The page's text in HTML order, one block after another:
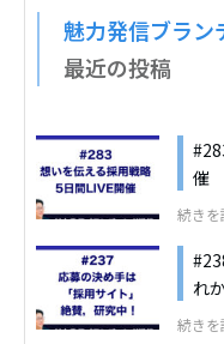
魅力発信ブラン
最近の投稿
催
続きを
れ
続きを